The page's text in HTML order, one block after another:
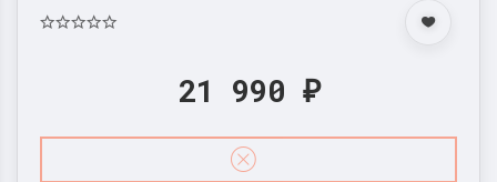
21 990 ₽